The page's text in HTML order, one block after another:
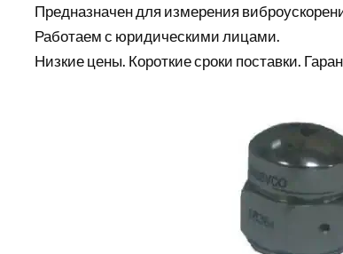
Предназначен для измерения
Работаем с юридическими лицами.
Низкие цены. Короткие сроки поставки.